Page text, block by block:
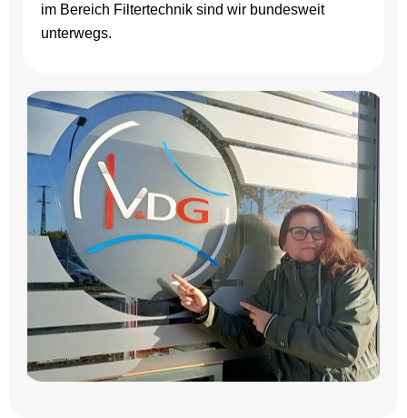
im Bereich Filtertechnik sind wir bundesweit
unterwegs.